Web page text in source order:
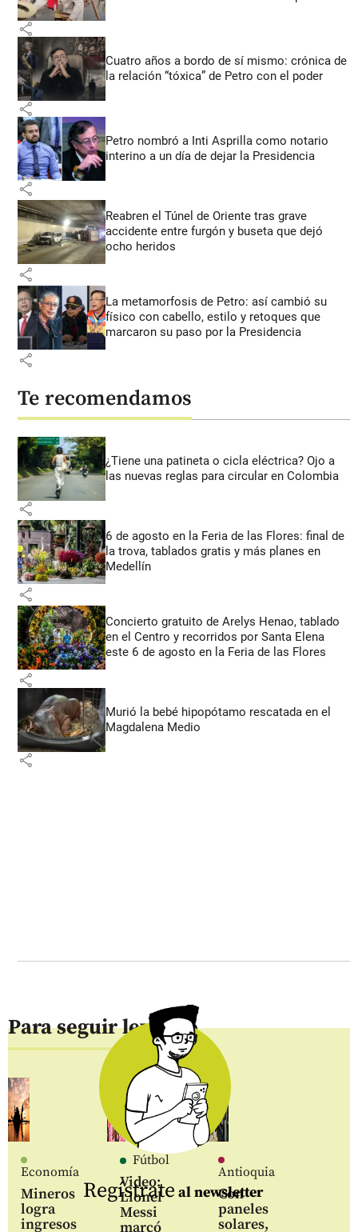
share
Cuatro años a bordo de sí mismo: crónica de
la relación “tóxica” de Petro con el poder
share
Petro nombró a Inti Asprilla como notario
interino a un día de dejar la Presidencia
share
Reabren el Túnel de Oriente tras grave
accidente entre furgón y buseta que dejó
ocho heridos
share
La metamorfosis de Petro: así cambió su
físico con cabello, estilo y retoques que
marcaron su paso por la Presidencia
share
Te recomendamos
¿Tiene una patineta o cicla eléctrica? Ojo a
las nuevas reglas para circular en Colombia
share
6 de agosto en la Feria de las Flores: final de
la trova, tablados gratis y más planes en
Medellín
share
Concierto gratuito de Arelys Henao, tablado
en el Centro y recorridos por Santa Elena
este 6 de agosto en la Feria de las Flores
share
Murió la bebé hipopótamo rescatada en el
Magdalena Medio
share
Para seguir leyendo
Economía
Mineros
logra
ingresos
Fútbol
Video:
Lionel
Messi
marcó
Antioquia
Con
paneles
solares,
Regístrate al newsletter